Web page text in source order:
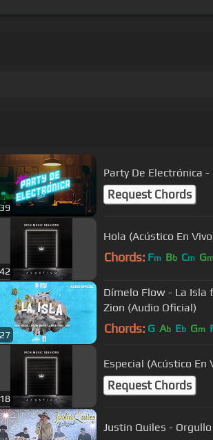
Party De Electrónica
Request Chords
Hola (Acústico En
Chords: Fm Bb Cm G
Dímelo Flow - La Isla
Zion (Audio Oficial)
Chords: G Ab Eb Gm
Especial (Acústico En
Request Chords
Justin Quiles -